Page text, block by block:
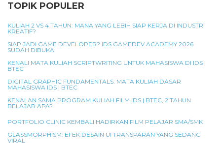
TOPIK POPULER
KULIAH 2 VS 4 TAHUN: MANA YANG LEBIH SIAP KERJA DI INDUSTRI
KREATIF?
SIAP JADI GAME DEVELOPER? IDS GAMEDEV ACADEMY 2026
SUDAH DIBUKA!
KENALI MATA KULIAH SCRIPTWRITING UNTUK MAHASISWA DI IDS |
BTEC
DIGITAL GRAPHIC FUNDAMENTALS: MATA KULIAH DASAR
MAHASISWA IDS | BTEC
KENALAN SAMA PROGRAM KULIAH FILM IDS | BTEC, 2 TAHUN
BELAJAR APA?
PORTFOLIO CLINIC KEMBALI HADIRKAN FILM PELAJAR SMA/SMK
GLASSMORPHISM: EFEK DESAIN UI TRANSPARAN YANG SEDANG
VIRAL